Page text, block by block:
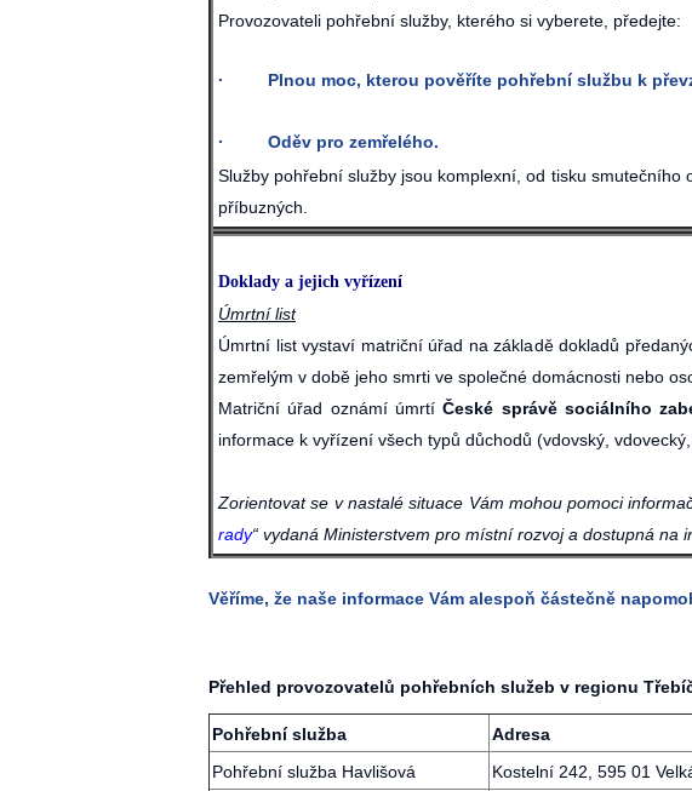
Provozovateli pohřební služby, kterého si vyberete, předejte:
· Plnou moc, kterou pověříte pohřební službu k
· Oděv pro zemřelého.
Služby pohřební služby jsou komplexní, od tisku
příbuzných.
Doklady a jejich vyřízení
Úmrtní list
Úmrtní list vystaví matriční úřad na základě dokladů
zemřelým v době jeho smrti ve společné domácnosti nebo
Matriční úřad oznámí úmrtíČeské správě sociálního
informace k vyřízení všech typů důchodů (vdovský, vdovecký,
Zorientovat se v nastalé situace Vám mohou pomoci
rady“ vydaná Ministerstvem pro místní rozvoj a dostupná na
Věříme, že naše informace Vám alespoň částečně
Přehled provozovatelů pohřebních služeb v regionu
Pohřební služba Adresa
Pohřební služba Havlišová
Kostelní 242, 595 01